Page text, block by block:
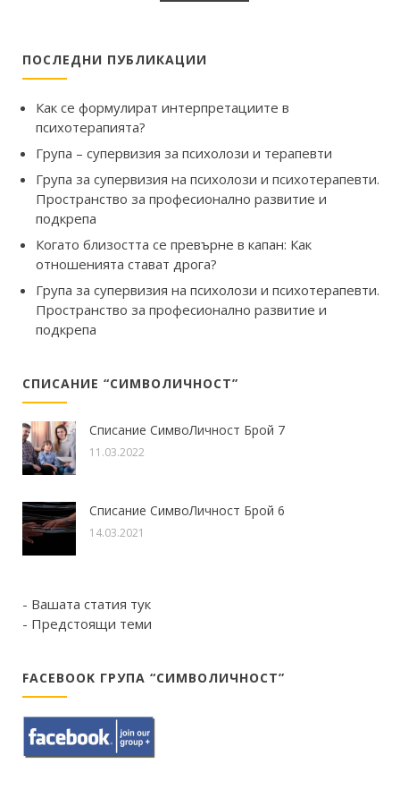
ПОСЛЕДНИ ПУБЛИКАЦИИ
Как се формулират интерпретациите в
психотерапията?
Група – супервизия за психолози и терапевти
Група за супервизия на психолози и психотерапевти.
Пространство за професионално развитие и
подкрепа
Когато близостта се превърне в капан: Как
отношенията стават дрога?
Група за супервизия на психолози и психотерапевти.
Пространство за професионално развитие и
подкрепа
СПИСАНИЕ “СИМВОЛИЧНОСТ”
Списание СимвоЛичност Брой 7
11.03.2022
Списание СимвоЛичност Брой 6
14.03.2021
- Вашата статия тук
- Предстоящи теми
FACEBOOK ГРУПА “СИМВОЛИЧНОСТ”